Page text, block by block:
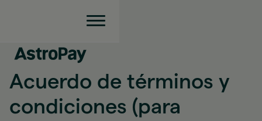
Acuerdo de términos y
condiciones (para